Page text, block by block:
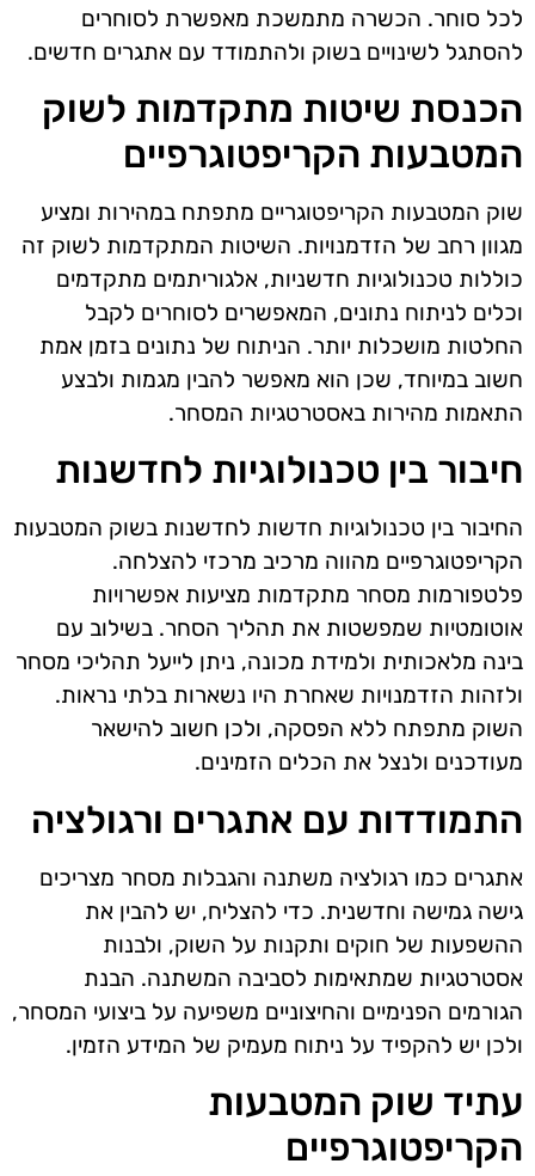
לכל סוחר. הכשרה מתמשכת מאפשרת לסוחרים
להסתגל לשינויים בשוק ולהתמודד עם אתגרים חדשים.
הכנסת שיטות מתקדמות לשוק
המטבעות הקריפטוגרפיים
שוק המטבעות הקריפטוגריים מתפתח במהירות ומציע
מגוון רחב של הזדמנויות. השיטות המתקדמות לשוק זה
כוללות טכנולוגיות חדשניות, אלגוריתמים מתקדמים
וכלים לניתוח נתונים, המאפשרים לסוחרים לקבל
החלטות מושכלות יותר. הניתוח של נתונים בזמן אמת
חשוב במיוחד, שכן הוא מאפשר להבין מגמות ולבצע
התאמות מהירות באסטרטגיות המסחר.
חיבור בין טכנולוגיות לחדשנות
החיבור בין טכנולוגיות חדשות לחדשנות בשוק המטבעות
הקריפטוגרפיים מהווה מרכיב מרכזי להצלחה.
פלטפורמות מסחר מתקדמות מציעות אפשרויות
אוטומטיות שמפשטות את תהליך הסחר. בשילוב עם
בינה מלאכותית ולמידת מכונה, ניתן לייעל תהליכי מסחר
ולזהות הזדמנויות שאחרת היו נשארות בלתי נראות.
השוק מתפתח ללא הפסקה, ולכן חשוב להישאר
מעודכנים ולנצל את הכלים הזמינים.
התמודדות עם אתגרים ורגולציה
אתגרים כמו רגולציה משתנה והגבלות מסחר מצריכים
גישה גמישה וחדשנית. כדי להצליח, יש להבין את
ההשפעות של חוקים ותקנות על השוק, ולבנות
אסטרטגיות שמתאימות לסביבה המשתנה. הבנת
הגורמים הפנימיים והחיצוניים משפיעה על ביצועי המסחר,
ולכן יש להקפיד על ניתוח מעמיק של המידע הזמין.
עתיד שוק המטבעות
הקריפטוגרפיים